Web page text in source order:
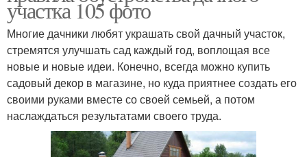
участка 105 фото
Многие дачники любят украшать свой дачный участок,
стремятся улучшать сад каждый год, воплощая все
новые и новые идеи. Конечно, всегда можно купить
садовый декор в магазине, но куда приятнее создать его
своими руками вместе со своей семьей, а потом
наслаждаться результатами своего труда.